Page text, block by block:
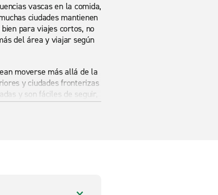
vascas en la comida,
ciudades mantienen
para viajes cortos, no
del área y viajar según
moverse más allá de la
y ciudades fronterizas
y son fáciles de seguir,
ser útil si no estás
una van pequeña o una